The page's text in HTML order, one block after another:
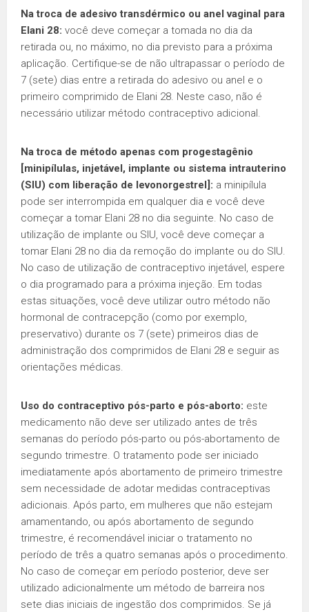
Na troca de adesivo transdérmico ou anel vaginal para
Elani 28: você deve começar a tomada no dia da
retirada ou, no máximo, no dia previsto para a próxima
aplicação. Certifique-se de não ultrapassar o período de
7 (sete) dias entre a retirada do adesivo ou anel e o
primeiro comprimido de Elani 28. Neste caso, não é
necessário utilizar método contraceptivo adicional.
Na troca de método apenas com progestagênio
[minipílulas, injetável, implante ou sistema intrauterino
(SIU) com liberação de levonorgestrel]: a minipílula
pode ser interrompida em qualquer dia e você deve
começar a tomar Elani 28 no dia seguinte. No caso de
utilização de implante ou SIU, você deve começar a
tomar Elani 28 no dia da remoção do implante ou do SIU.
No caso de utilização de contraceptivo injetável, espere
o dia programado para a próxima injeção. Em todas
estas situações, você deve utilizar outro método não
hormonal de contracepção (como por exemplo,
preservativo) durante os 7 (sete) primeiros dias de
administração dos comprimidos de Elani 28 e seguir as
orientações médicas.
Uso do contraceptivo pós-parto e pós-aborto: este
medicamento não deve ser utilizado antes de três
semanas do período pós-parto ou pós-abortamento de
segundo trimestre. O tratamento pode ser iniciado
imediatamente após abortamento de primeiro trimestre
sem necessidade de adotar medidas contraceptivas
adicionais. Após parto, em mulheres que não estejam
amamentando, ou após abortamento de segundo
trimestre, é recomendável iniciar o tratamento no
período de três a quatro semanas após o procedimento.
No caso de começar em período posterior, deve ser
utilizado adicionalmente um método de barreira nos
sete dias iniciais de ingestão dos comprimidos. Se já